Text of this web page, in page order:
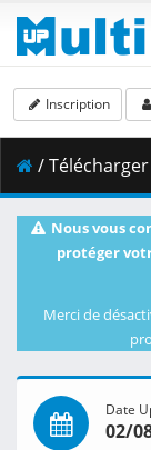
Inscription
/ Télécharger
Nous vous
protéger
Merci de
Date
02/